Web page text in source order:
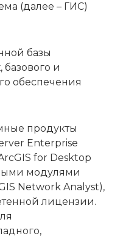
(далее – ГИС)
базы
и
обеспечения
продукты
Enterprise
for Desktop
модулями
Network Analyst),
лицензии.